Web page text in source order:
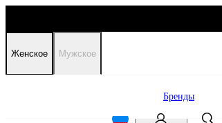
Женское Мужское
Бренды